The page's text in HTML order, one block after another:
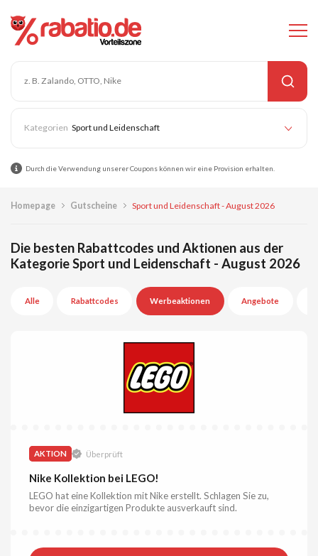
Sport und Leidenschaft
Durch die Verwendung unserer Coupons können wir eine Provision erhalten.
Homepage Gutscheine Sport und Leidenschaft - August 2026
Die besten Rabattcodes und Aktionen aus der
Kategorie Sport und Leidenschaft - August 2026
Alle Rabattcodes Werbeaktionen Angebote
AKTION Überprüft
Nike Kollektion bei LEGO!
LEGO hat eine Kollektion mit Nike erstellt. Schlagen Sie zu,
bevor die einzigartigen Produkte ausverkauft sind.